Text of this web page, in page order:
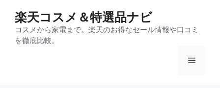
楽天コスメ＆特選品ナビ
コスメから家電まで。楽天のお得なセール情報や口コミ
を徹底比較。
メ